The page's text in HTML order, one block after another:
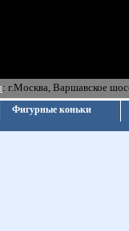
: г.Москва,
Фигурные коньки